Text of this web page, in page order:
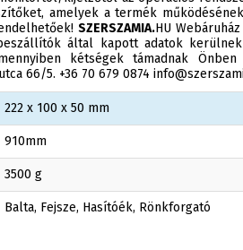
amelyek a termék
SZERSZAMIA.HU
által kapott adatok
kétségek támadnak
66/5. +36 70 679 0874
222 x 100 x 50 mm
910mm
3500 g
Balta, Fejsze, Hasítóék, Rönkforgató